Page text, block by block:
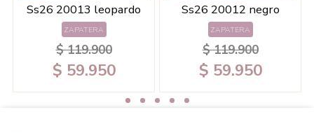
Ss26 20013 leopardo
ZAPATERA
$ 119.900
$ 59.950
Ss26 20012 negro
ZAPATERA
$ 119.900
$ 59.950